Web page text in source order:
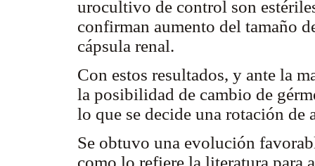
urocultivo de control son
confirman aumento del tamaño
cápsula renal.
Con estos resultados, y ante la
la posibilidad de cambio de
lo que se decide una rotación
Se obtuvo una evolución